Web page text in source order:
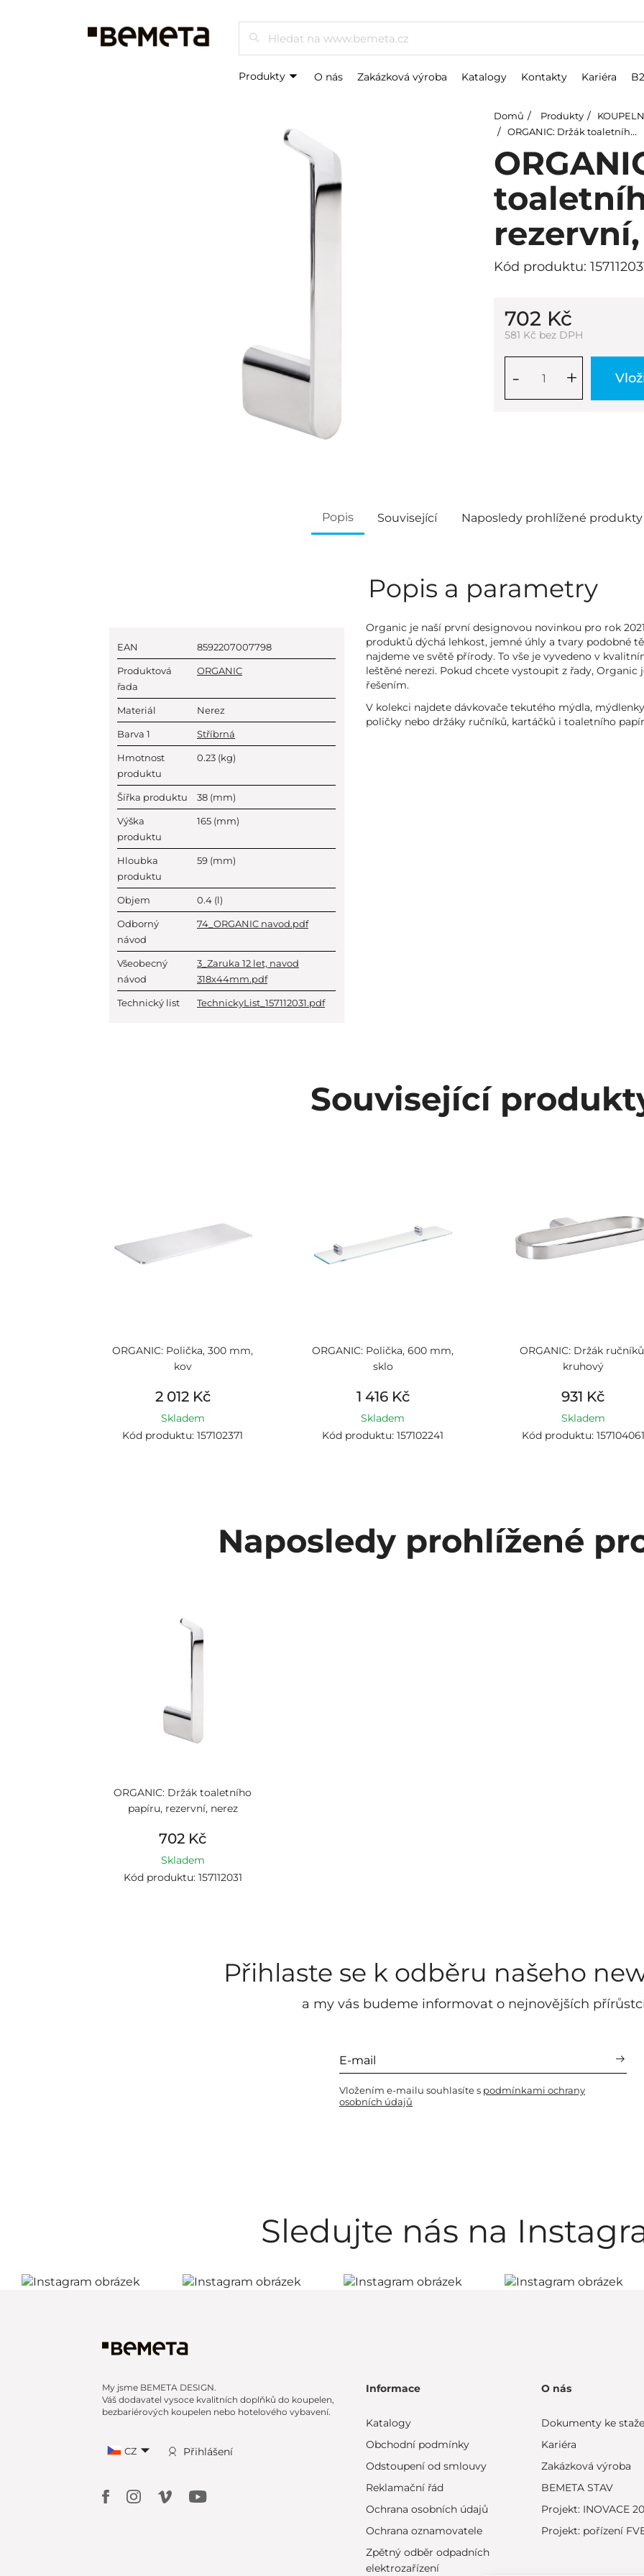
Hledat
Produkty O nás Zakázková výroba Katalogy Kontakty Kariéra
Domů Produkty
ORGANIC: Držák toaletního papíru, rezervní, nerez
Kód produktu:
702 Kč
581 Kč bez DPH
+
-
Popis Související Naposledy prohlížené produkty
Popis a parametry
EAN 8592207007798
Produktová
řada
ORGANIC
Materiál Nerez
Barva 1 Stříbrná
Hmotnost
produktu
0.23 (kg)
Šířka produktu 38 (mm)
Výška
produktu
165 (mm)
Hloubka
produktu
59 (mm)
Objem 0.4 (l)
Odborný
návod
74_ORGANIC navod.pdf
Všeobecný
návod
3_Zaruka 12 let, navod
318x44mm.pdf
Technický list TechnickyList_157112031.pdf
Organic je naší první designovou novinkou pro rok
produktů dýchá lehkost, jemné úhly a tvary podobné
najdeme ve světě přírody. To vše je vyvedeno v
leštěné nerezi. Pokud chcete vystoupit z řady, Organic
řešením.
V kolekci najdete dávkovače tekutého mýdla,
poličky nebo držáky ručníků, kartáčků i toaletního
Související
ORGANIC: Polička, 300 mm,
kov
2 012 Kč
Skladem
Kód produktu: 157102371
ORGANIC: Polička, 600 mm,
sklo
1 416 Kč
Skladem
Kód produktu: 157102241
ORGANIC: Držák
kruhový
931 Kč
Skladem
Kód produktu: 157104061
Naposledy prohlížené
ORGANIC: Držák toaletního
papíru, rezervní, nerez
702 Kč
Skladem
Kód produktu: 157112031
Přihlaste se k odběru našeho
a my vás budeme informovat o nejnovějších
Vložením e-mailu souhlasíte s podmínkami ochrany
osobních údajů
Sledujte nás na
My jsme BEMETA DESIGN.
Váš dodavatel vysoce kvalitních doplňků do koupelen,
bezbariérových koupelen nebo hotelového vybavení.
CZ Přihlášení
Informace
Katalogy
Obchodní podmínky
Odstoupení od smlouvy
Reklamační řád
Ochrana osobních údajů
Ochrana oznamovatele
Zpětný odběr odpadních
elektrozařízení
O nás
Dokumenty ke
Kariéra
Zakázková výroba
BEMETA STAV
Projekt: INOVACE
Projekt: pořízení